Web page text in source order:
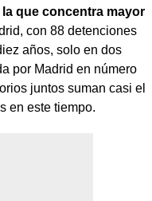
que concentra mayor
con 88 detenciones
años, solo en dos
por Madrid en número
juntos suman casi el
en este tiempo.